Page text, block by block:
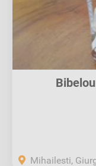
Mihailesti,